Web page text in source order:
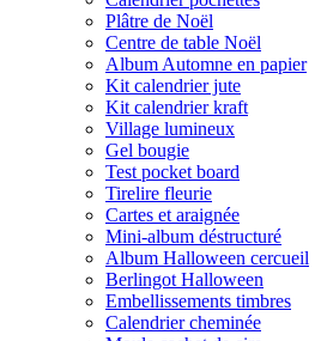
Plâtre de Noël
Centre de table Noël
Album Automne en papier
Kit calendrier jute
Kit calendrier kraft
Village lumineux
Gel bougie
Test pocket board
Tirelire fleurie
Cartes et araignée
Mini-album déstructuré
Album Halloween cercueil
Berlingot Halloween
Embellissements timbres
Calendrier cheminée